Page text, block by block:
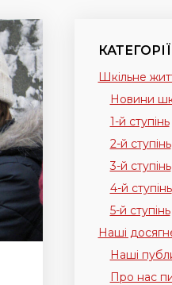
КАТЕГОРІЇ
Шкільне
Новини
1-й ступінь
2-й ступінь
3-й ступінь
4-й ступінь
5-й ступінь
Наші
Наші
Про нас